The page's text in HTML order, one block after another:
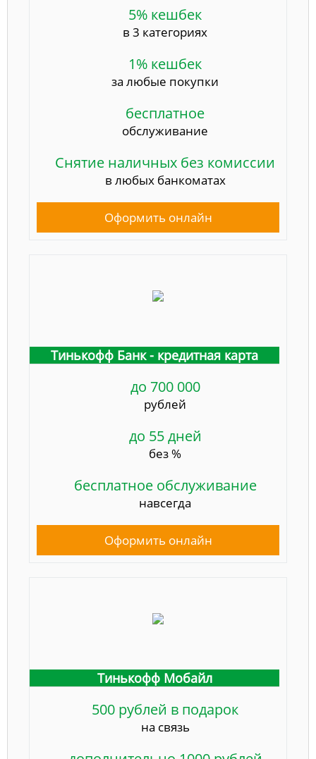
5% кешбек
в 3 категориях
1% кешбек
за любые покупки
бесплатное
обслуживание
Снятие наличных без комиссии
в любых банкоматах
Оформить онлайн
Тинькофф Банк - кредитная карта
до 700 000
рублей
до 55 дней
без %
бесплатное обслуживание
навсегда
Оформить онлайн
Тинькофф Мобайл
500 рублей в подарок
на связь